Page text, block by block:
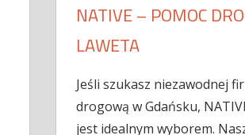
NATIVE – POMOC
LAWETA
Jeśli szukasz niezawodnej
drogową w Gdańsku,
jest idealnym wyborem.